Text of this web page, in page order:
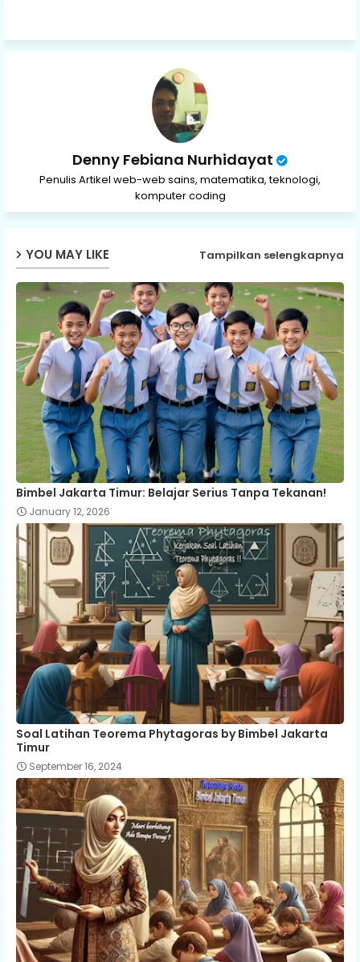
Denny Febiana Nurhidayat
Penulis Artikel web-web sains, matematika, teknologi,
komputer coding
YOU MAY LIKE Tampilkan selengkapnya
Bimbel Jakarta Timur: Belajar Serius Tanpa Tekanan!
January 12, 2026
Soal Latihan Teorema Phytagoras by Bimbel Jakarta
Timur
September 16, 2024